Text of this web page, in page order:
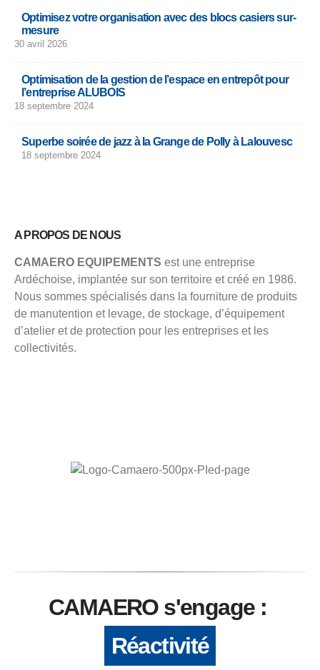
Optimisez votre organisation avec des blocs casiers sur-
mesure
30 avril 2026
Optimisation de la gestion de l’espace en entrepôt pour
l’entreprise ALUBOIS
18 septembre 2024
Superbe soirée de jazz à la Grange de Polly à Lalouvesc
18 septembre 2024
A PROPOS DE NOUS
CAMAERO EQUIPEMENTS est une entreprise
Ardéchoise, implantée sur son territoire et créé en 1986.
Nous sommes spécialisés dans la fourniture de produits
de manutention et levage, de stockage, d’équipement
d’atelier et de protection pour les entreprises et les
collectivités.
CAMAERO s'engage :
Réactivité